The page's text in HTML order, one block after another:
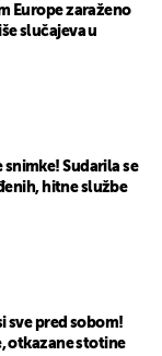
Europe zaraženo
slučajeva u
snimke! Sudarila se
hitne službe
sve pred sobom!
otkazane stotine